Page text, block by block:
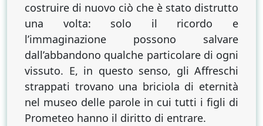
costruire di nuovo ciò che è stato distrutto
una volta: solo il ricordo e
l’immaginazione possono salvare
dall’abbandono qualche particolare di ogni
vissuto. E, in questo senso, gli Affreschi
strappati trovano una briciola di eternità
nel museo delle parole in cui tutti i figli di
Prometeo hanno il diritto di entrare.